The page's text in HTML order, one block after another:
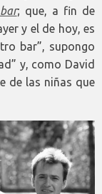
; que, a fin de
y el de hoy, es
bar”, supongo
y, como David
de las niñas que